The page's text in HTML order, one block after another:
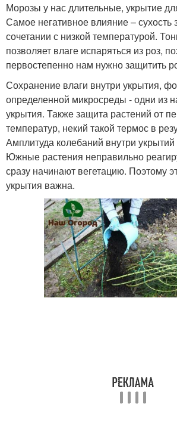
Морозы у нас длительные, укрытие
Самое негативное влияние – сухость
сочетании с низкой температурой.
позволяет влаге испаряться из роз,
первостепенно нам нужно защитить
Сохранение влаги внутри укрытия,
определенной микросреды - одни из
укрытия. Также защита растений от
температур, некий такой термос в
Амплитуда колебаний внутри укрытий
Южные растения неправильно
сразу начинают вегетацию. Поэтому
укрытия важна.